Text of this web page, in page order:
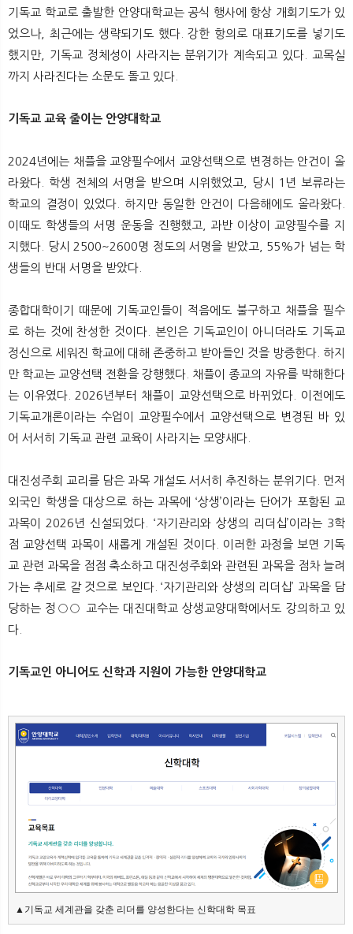
기독교 학교로 출발한 안양대학교는 공식 행사에 항상 개회기도가 있
었으나, 최근에는 생략되기도 했다. 강한 항의로 대표기도를 넣기도
했지만, 기독교 정체성이 사라지는 분위기가 계속되고 있다. 교목실
까지 사라진다는 소문도 돌고 있다.
기독교 교육 줄이는 안양대학교
2024년에는 채플을 교양필수에서 교양선택으로 변경하는 안건이 올
라왔다. 학생 전체의 서명을 받으며 시위했었고, 당시 1년 보류라는
학교의 결정이 있었다. 하지만 동일한 안건이 다음해에도 올라왔다.
이때도 학생들의 서명 운동을 진행했고, 과반 이상이 교양필수를 지
지했다. 당시 2500~2600명 정도의 서명을 받았고, 55%가 넘는 학
생들의 반대 서명을 받았다.
종합대학이기 때문에 기독교인들이 적음에도 불구하고 채플을 필수
로 하는 것에 찬성한 것이다. 본인은 기독교인이 아니더라도 기독교
정신으로 세워진 학교에 대해 존중하고 받아들인 것을 방증한다. 하지
만 학교는 교양선택 전환을 강행했다. 채플이 종교의 자유를 박해한다
는 이유였다. 2026년부터 채플이 교양선택으로 바뀌었다. 이전에도
기독교개론이라는 수업이 교양필수에서 교양선택으로 변경된 바 있
어 서서히 기독교 관련 교육이 사라지는 모양새다.
대진성주회 교리를 담은 과목 개설도 서서히 추진하는 분위기다. 먼저
외국인 학생을 대상으로 하는 과목에 ‘상생’이라는 단어가 포함된 교
과목이 2026년 신설되었다. ‘자기관리와 상생의 리더십’이라는 3학
점 교양선택 과목이 새롭게 개설된 것이다. 이러한 과정을 보면 기독
교 관련 과목을 점점 축소하고 대진성주회와 관련된 과목을 점차 늘려
가는 추세로 갈 것으로 보인다. ‘자기관리와 상생의 리더십’ 과목을 담
당하는 정○○ 교수는 대진대학교 상생교양대학에서도 강의하고 있
다.
기독교인 아니어도 신학과 지원이 가능한 안양대학교
▲기독교 세계관을 갖춘 리더를 양성한다는 신학대학 목표